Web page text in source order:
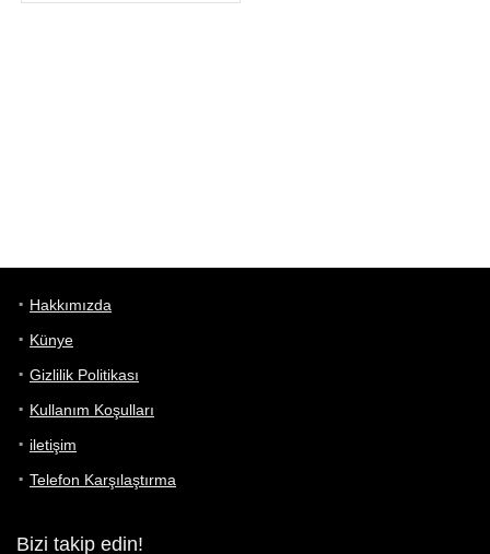
Hakkımızda
Künye
Gizlilik Politikası
Kullanım Koşulları
iletişim
Telefon Karşılaştırma
Bizi takip edin!